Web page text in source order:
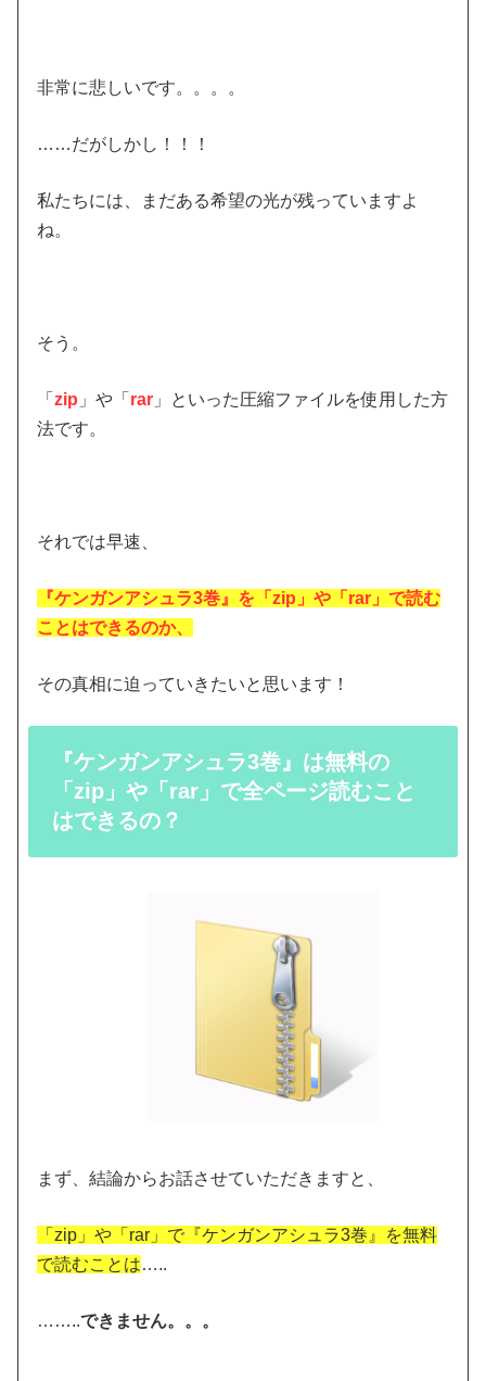
非常に悲しいです。。。。
……だがしかし！！！
私たちには、まだある希望の光が残っていますよ
ね。
そう。
「zip 」や「 rar 」といった圧縮ファイルを使用した方
法です。
それでは早速、
『ケンガンアシュラ3巻』を「zip」や「rar」で読む
ことはできるのか、
その真相に迫っていきたいと思います！
『ケンガンアシュラ3巻』は無料の
「zip」や「rar」で全ページ読むこと
はできるの？
まず、結論からお話させていただきますと、
「zip」や「rar」で『ケンガンアシュラ3巻』を無料
で読むことは…..
……..できません。。。